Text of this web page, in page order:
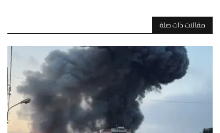
مقالات ذات صلة